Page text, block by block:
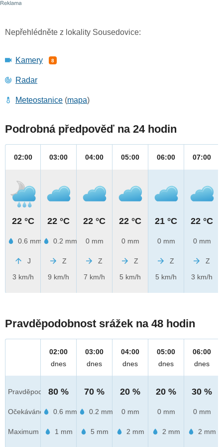
Nepřehlédněte z lokality Sousedovice:
Kamery 8
Radar
Meteostanice (mapa)
Podrobná předpověď na 24 hodin
02:00
22 °C
0.6 mm
J
3 km/h
03:00
22 °C
0.2 mm
Z
9 km/h
04:00
22 °C
0 mm
Z
7 km/h
05:00
22 °C
0 mm
Z
5 km/h
06:00
21 °C
0 mm
Z
5 km/h
07:00
22 °C
0 mm
Z
3 km/h
Pravděpodobnost srážek na 48 hodin
Pravděpod.
Očekáváno
Maximum
02:00
dnes
80 %
0.6 mm
1 mm
03:00
dnes
70 %
0.2 mm
5 mm
04:00
dnes
20 %
0 mm
2 mm
05:00
dnes
20 %
0 mm
2 mm
06:00
dnes
30 %
0 mm
2 mm